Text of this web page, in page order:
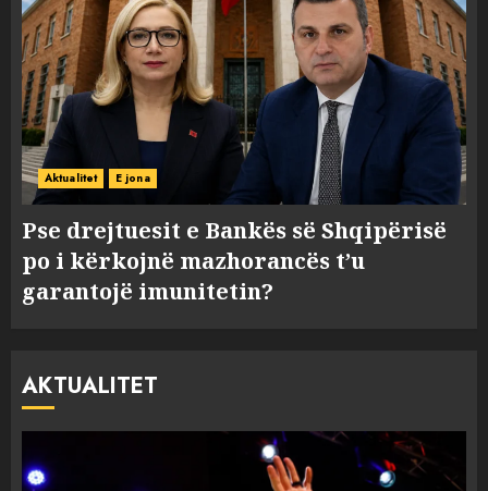
Aktualitet E jona
Pse drejtuesit e Bankës së Shqipërisë
po i kërkojnë mazhorancës t’u
garantojë imunitetin?
AKTUALITET